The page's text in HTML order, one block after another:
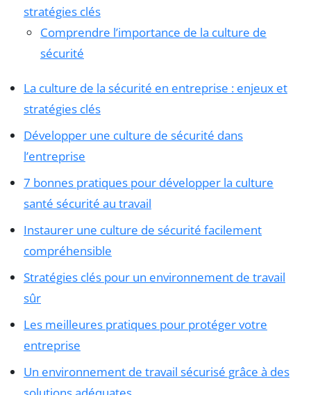
stratégies clés
Comprendre l’importance de la culture de
sécurité
La culture de la sécurité en entreprise : enjeux et
stratégies clés
Développer une culture de sécurité dans
l’entreprise
7 bonnes pratiques pour développer la culture
santé sécurité au travail
Instaurer une culture de sécurité facilement
compréhensible
Stratégies clés pour un environnement de travail
sûr
Les meilleures pratiques pour protéger votre
entreprise
Un environnement de travail sécurisé grâce à des